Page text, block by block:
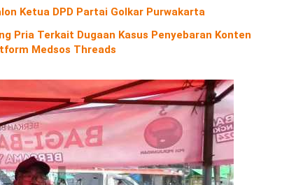
Ketua DPD Partai Golkar Purwakarta
Pria Terkait Dugaan Kasus Penyebaran Konten
Medsos Threads